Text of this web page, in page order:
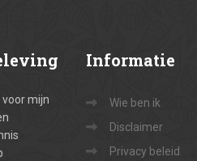
mijn
Informatie
Wie ben ik
Disclaimer
Privacy beleid